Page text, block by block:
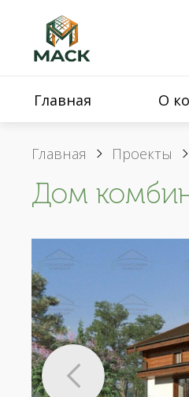
Главная О
Главная Проекты
Дом